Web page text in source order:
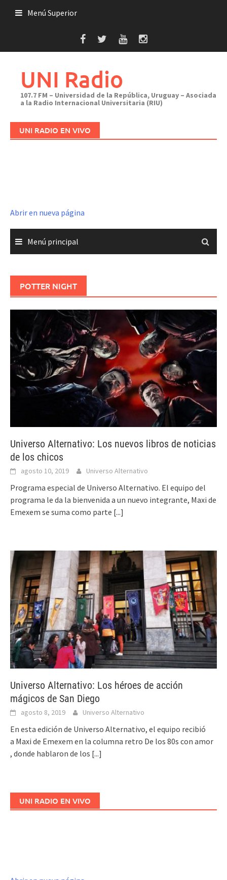
Menú Superior
UNI Radio
107.7 FM – Universidad de la República, Uruguay – Asociada
a la Radio Internacional Universitaria (RIU)
UNI RADIO EN VIVO
Abrir en nueva página
Menú principal
POTTER NIGHT
Universo Alternativo: Los nuevos libros de noticias
de los chicos
agosto 10, 2019 Universo Alternativo
Programa especial de Universo Alternativo. El equipo del
programa le da la bienvenida a un nuevo integrante, Maxi de
Emexem se suma como parte [...]
Universo Alternativo: Los héroes de acción
mágicos de San Diego
agosto 8, 2019 Universo Alternativo
En esta edición de Universo Alternativo, el equipo recibió
a Maxi de Emexem en la columna retro De los 80s con amor
, donde hablaron de los [...]
UNI RADIO EN VIVO